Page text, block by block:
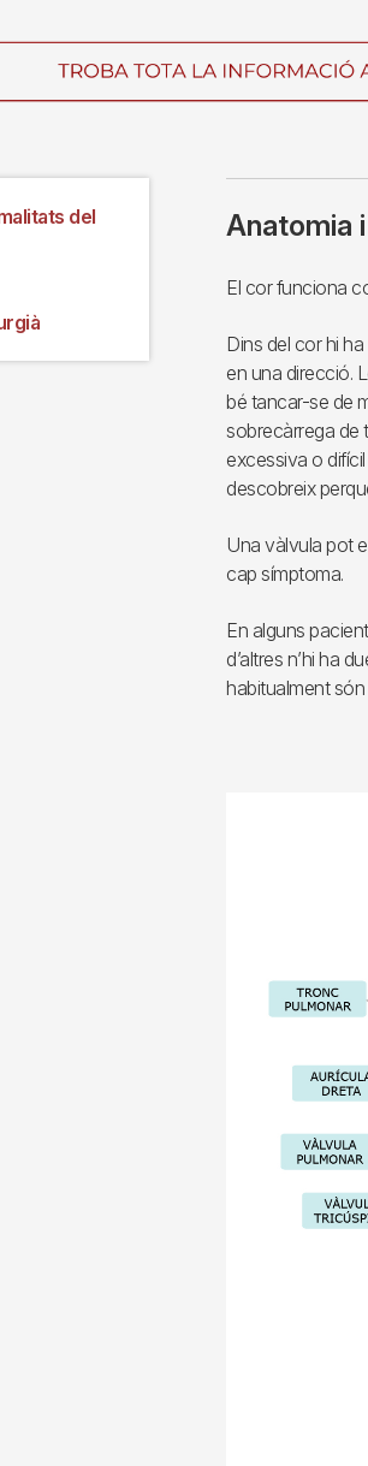
del
Anatomia
El cor funciona
Dins del cor hi
en una direcció.
bé tancar-se de
sobrecàrrega de
excessiva o
descobreix
Una vàlvula pot
cap símptoma.
En alguns
d’altres n’hi ha
habitualment són